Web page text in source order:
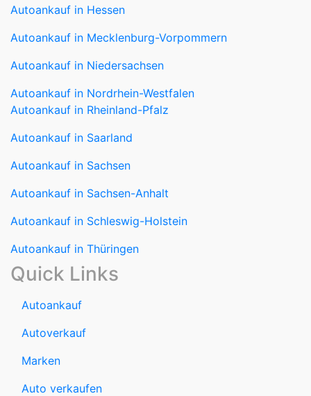
Autoankauf in Niedersachsen
Autoankauf in Rheinland-Pfalz
Autoankauf in Thüringen
Quick Links